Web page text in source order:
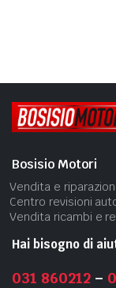
Bosisio Motori
Vendita e
Centro revisioni
Vendita ricambi e
Hai bisogno di
031 860212–